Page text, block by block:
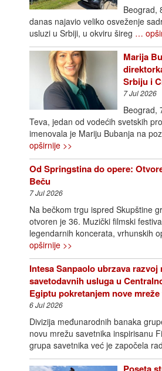
Beograd,
danas najavio veliko osveženje
usluzi u Srbiji, u okviru šireg …
Marija
Srbiju i
7 Jul 2026
Beograd,
Teva, jedan od vodećih svetskih
imenovala je Mariju Bubanja na
opširnije >>
Od Springstina do opere:
Beču
7 Jul 2026
Na bečkom trgu ispred Skupštine
otvoren je 36. Muzički filmski
legendarnih koncerata, vrhunskih
opširnije >>
Intesa Sanpaolo ubrzava razvoj
savetodavnih usluga u
Egiptu pokretanjem nove
6 Jul 2026
Divizija međunarodnih banaka
novu mrežu savetnika inspirisanu
grupa savetnika već je započela
Poseta